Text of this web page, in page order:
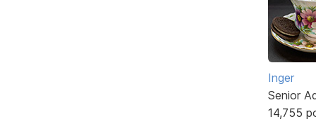
Inger
Senior
14,755